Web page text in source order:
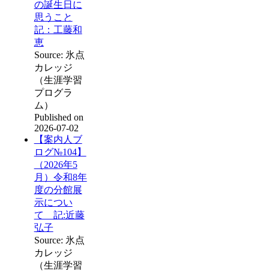
の誕生日に
思うこと
記：工藤和
恵
Source: 氷点
カレッジ
（生涯学習
プログラ
ム）
Published on
2026-07-02
【案内人ブ
ログ№104】
（2026年5
月）令和8年
度の分館展
示につい
て 記:近藤
弘子
Source: 氷点
カレッジ
（生涯学習